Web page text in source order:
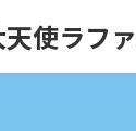
天使ラフ